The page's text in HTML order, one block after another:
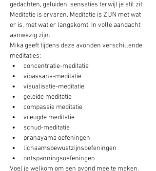
gedachten, geluiden, sensaties terwijl je stil zit.
Meditatie is ervaren. Meditatie is ZIJN met wat
er is, met wat er langskomt. In volle aandacht
aanwezig zijn.
Mika geeft tijdens deze avonden verschillende
meditaties:
concentratie-meditatie
vipassana-meditatie
visualisatie-meditatie
geleide meditatie
compassie meditatie
vreugde meditatie
schud-meditatie
pranayama oefeningen
lichaamsbewustzijnsoefeningen
ontspanningsoefeningen
Voel je welkom om een avond mee te maken.